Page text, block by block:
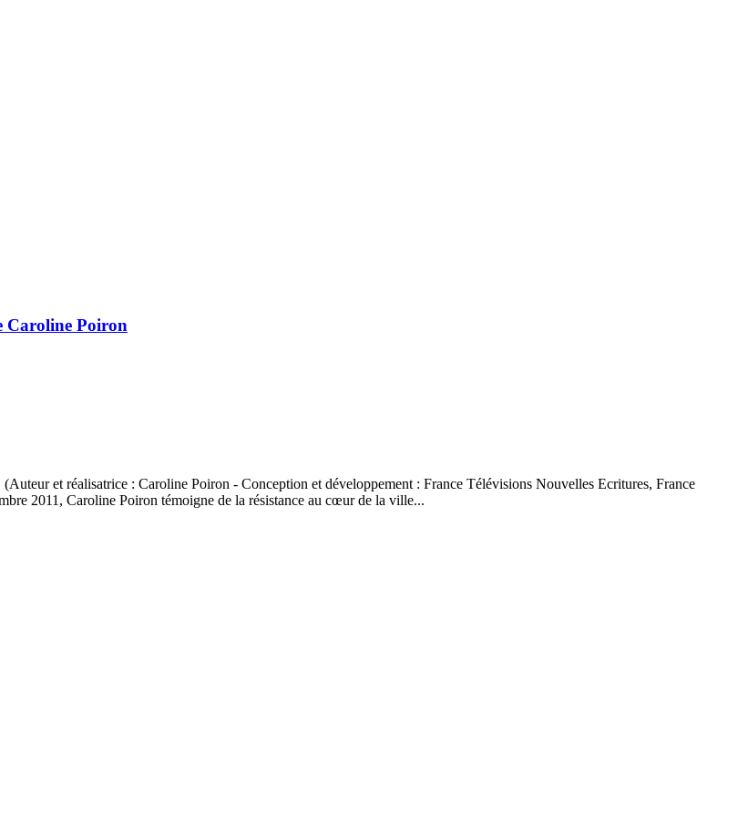
Caroline Poiron
et réalisatrice : Caroline Poiron - Conception et développement : France Télévisions Nouvelles Ecritures, France
2011, Caroline Poiron témoigne de la résistance au cœur de la ville...